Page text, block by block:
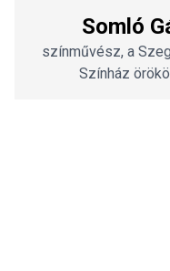
Somló
színművész, a
Színház